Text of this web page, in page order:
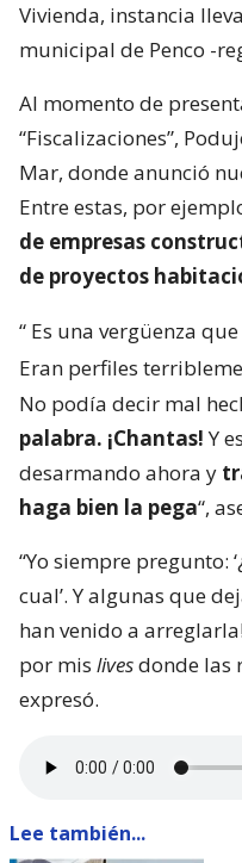
Vivienda, instancia
municipal de Penco -
Al momento de
“Fiscalizaciones”,
Mar, donde anunció
Entre estas, por
de empresas
de proyectos
“ Es una vergüenza
Eran perfiles
No podía decir mal
palabra. ¡Chantas!Y
desarmando ahora y
haga bien la pega“,
“Yo siempre pregunto:
cual’. Y algunas que
han venido a
por mis livesdonde las
expresó.
Lee también...